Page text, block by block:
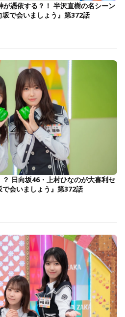
が憑依する？！ 半沢直樹の名シーン
で会いましょう』第372話
日向坂46・上村ひなのが大喜利セ
会いましょう』第372話